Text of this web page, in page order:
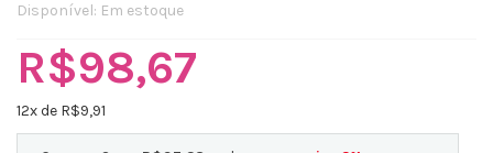
Disponível: Em estoque
R$98,67
12x de R$9,91